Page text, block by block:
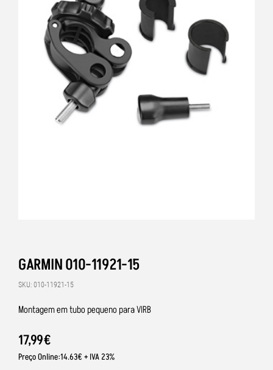
GARMIN 010-11921-15
SKU: 010-11921-15
Montagem em tubo pequeno para VIRB
17,99€
Preço Online:14.63€ + IVA 23%